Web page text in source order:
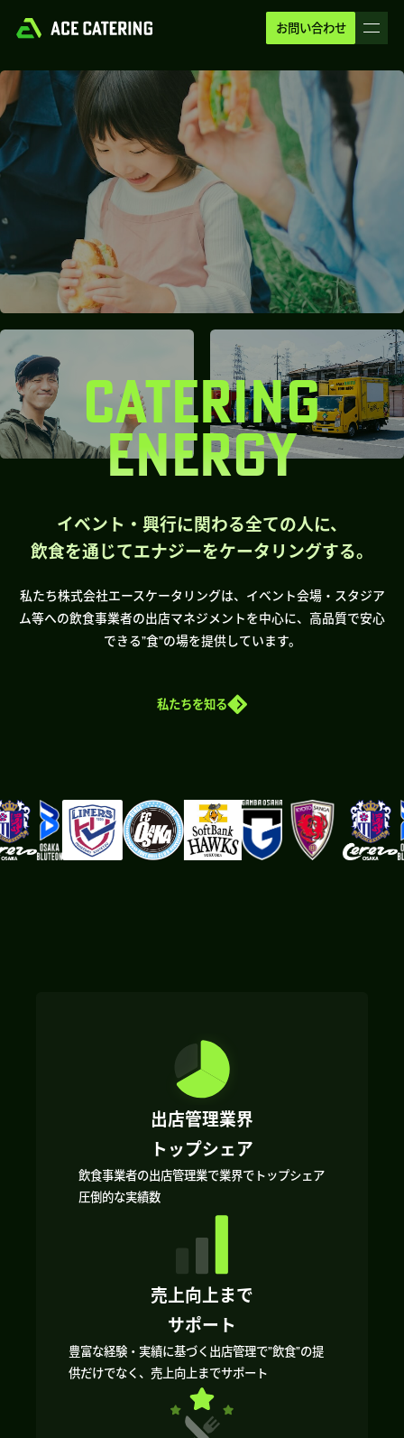
お問い合わせ
CATERING
ENERGY
イベント・興行に関わる全ての人に、
飲食を通じてエナジーをケータリングする。
私たち株式会社エースケータリングは、イベント会場・スタジア
ム等への飲食事業者の出店マネジメントを中心に、高品質で安心
できる”食”の場を提供しています。
私たちを知る
出店管理業界
トップシェア
飲食事業者の出店管理業で業界でトップシェア
圧倒的な実績数
売上向上まで
サポート
豊富な経験・実績に基づく出店管理で”飲食”の提
供だけでなく、売上向上までサポート